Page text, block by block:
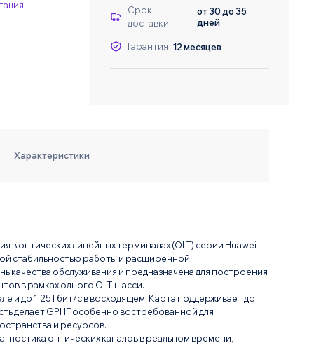
Срок
доставки
от 30 до 35
дней
Гарантия 12 месяцев
Характеристики
в оптических линейных терминалах (OLT) серии Huawei
стабильностью работы и расширенной
обслуживания и предназначена для построения
в рамках одного OLT-шасси.
и до 1.25 Гбит/с в восходящем. Карта поддерживает до
делает GPHF особенно востребованной для
и ресурсов.
оптических каналов в реальном времени,
Даю согласие на
Даю согласие на